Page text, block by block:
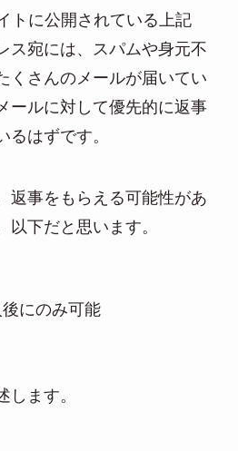
トに公開されている上記
宛には、スパムや身元不
くさんのメールが届いてい
ールに対して優先的に返事
るはずです。
返事をもらえる可能性があ
以下だと思います。
にのみ可能
します。